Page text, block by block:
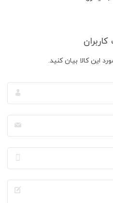
این کالا بیان کنید.